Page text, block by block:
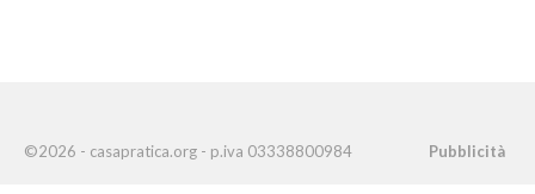
©2026 - casapratica.org - p.iva 03338800984 Pubblicità